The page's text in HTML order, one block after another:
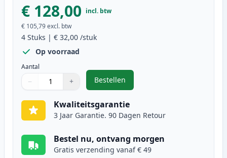
€ 128,00 incl. btw
€ 105,79excl. btw
4 Stuks | € 32,00 /stuk
Op voorraad
Aantal
Gebruik de knoppen om aan te passen
− +
1
Bestellen
,4 stuks Brother DR241 Drum
Kwaliteitsgarantie
3 Jaar Garantie. 90 Dagen Retour
Bestel nu, ontvang morgen
Gratis verzending vanaf € 49